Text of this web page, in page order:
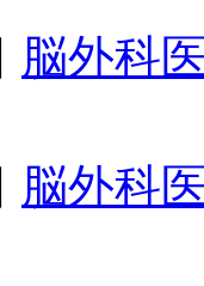
脳外科
脳外科